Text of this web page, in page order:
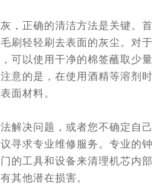
正确的清洁方法是关键。首
刷轻轻刷去表面的灰尘。对于
可以使用干净的棉签蘸取少量
意的是，在使用酒精等溶剂时
面材料。
决问题，或者您不确定自己
寻求专业维修服务。专业的钟
的工具和设备来清理机芯内部
其他潜在损害。